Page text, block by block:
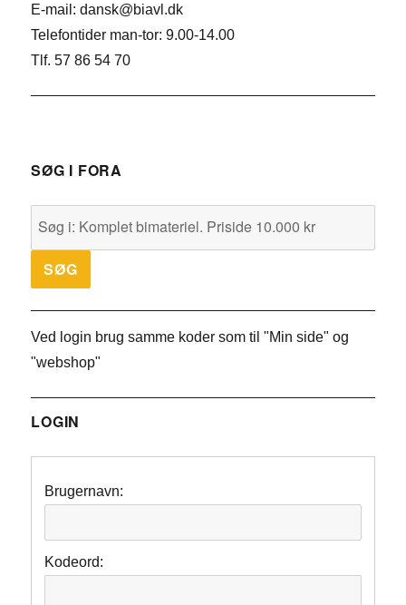
E-mail: dansk@biavl.dk
Telefontider man-tor: 9.00-14.00
Tlf. 57 86 54 70
SØG I FORA
Ved login brug samme koder som til "Min side" og
"webshop"
LOGIN
Brugernavn:
Kodeord: